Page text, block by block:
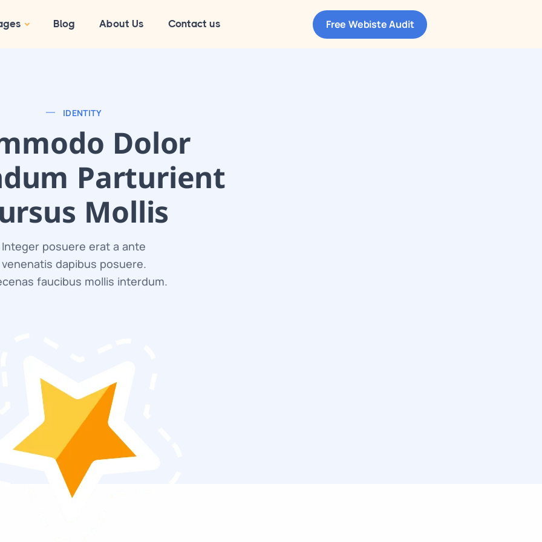
Blog About Us Contact us Free Webiste Audit
IDENTITY
Dolor
Parturient
Mollis
Integer posuere erat a ante
venenatis dapibus posuere.
faucibus mollis interdum.